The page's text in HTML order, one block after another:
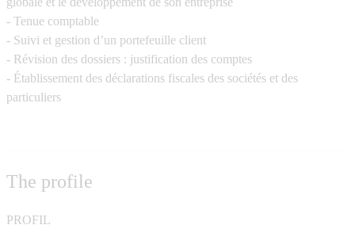
- Tenue comptable
- Suivi et gestion d’un portefeuille client
- Révision des dossiers : justification des comptes
- Établissement des déclarations fiscales des sociétés et des
particuliers
The profile
PROFIL